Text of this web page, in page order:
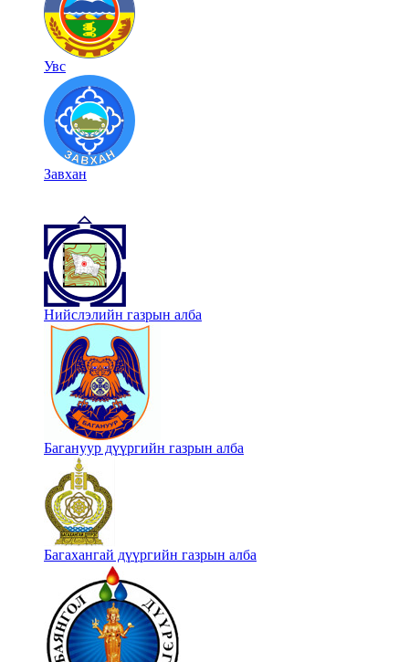
Увс
Завхан
Нийслэлийн газрын алба
Багануур дүүргийн газрын алба
Багахангай дүүргийн газрын алба